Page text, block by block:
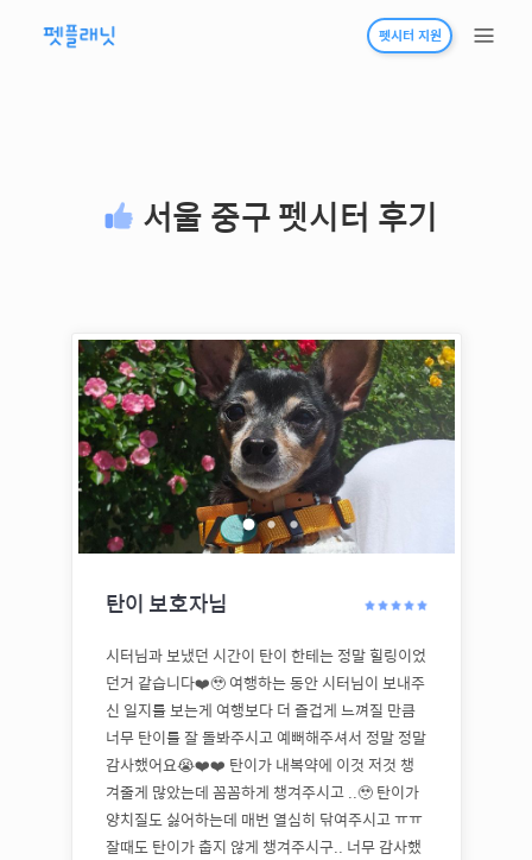
펫시터 지원
서울 중구 펫시터 후기
탄이 보호자님
시터님과 보냈던 시간이 탄이 한테는 정말 힐링이었
던거 같습니다❤️🥹 여행하는 동안 시터님이 보내주
신 일지를 보는게 여행보다 더 즐겁게 느껴질 만큼
너무 탄이를 잘 돌봐주시고 예뻐해주셔서 정말 정말
감사했어요😭❤️❤️ 탄이가 내복약에 이것 저것 챙
겨줄게 많았는데 꼼꼼하게 챙겨주시고 ..🥹 탄이가
양치질도 싫어하는데 매번 열심히 닦여주시고 ㅠㅠ
잘때도 탄이가 춥지 않게 챙겨주시구.. 너무 감사했